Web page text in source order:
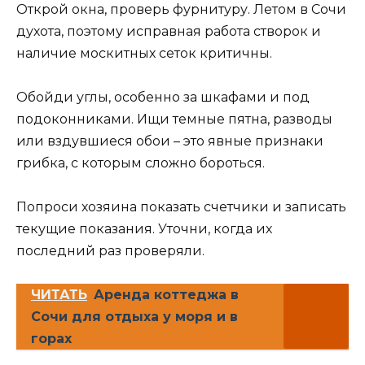
Открой окна, проверь фурнитуру. Летом в Сочи
духота, поэтому исправная работа створок и
наличие москитных сеток критичны.
Обойди углы, особенно за шкафами и под
подоконниками. Ищи темные пятна, разводы
или вздувшиеся обои – это явные признаки
грибка, с которым сложно бороться.
Попроси хозяина показать счетчики и записать
текущие показания. Уточни, когда их
последний раз проверяли.
ЧИТАТЬ Аренда коттеджа в
Сочи для отдыха у моря и в
горах